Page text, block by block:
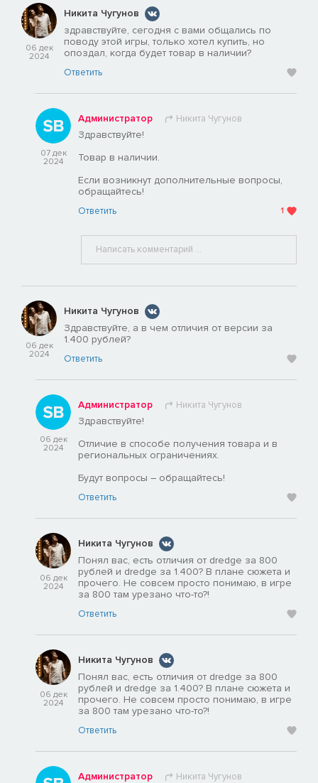
06 дек
2024
Никита Чугунов
здравствуйте, сегодня с вами общались по
поводу этой игры, только хотел купить, но
опоздал, когда будет товар в наличии?
Ответить
07 дек
2024
Администратор Никита Чугунов
Здравствуйте!
Товар в наличии.
Если возникнут дополнительные вопросы,
обращайтесь!
Ответить 1
06 дек
2024
Никита Чугунов
Здравствуйте, а в чем отличия от версии за
1.400 рублей?
Ответить
06 дек
2024
Администратор Никита Чугунов
Здравствуйте!
Отличие в способе получения товара и в
региональных ограничениях.
Будут вопросы – обращайтесь!
Ответить
06 дек
2024
Никита Чугунов
Понял вас, есть отличия от dredge за 800
рублей и dredge за 1.400? В плане сюжета и
прочего. Не совсем просто понимаю, в игре
за 800 там урезано что-то?!
Ответить
06 дек
2024
Никита Чугунов
Понял вас, есть отличия от dredge за 800
рублей и dredge за 1.400? В плане сюжета и
прочего. Не совсем просто понимаю, в игре
за 800 там урезано что-то?!
Ответить
Администратор Никита Чугунов